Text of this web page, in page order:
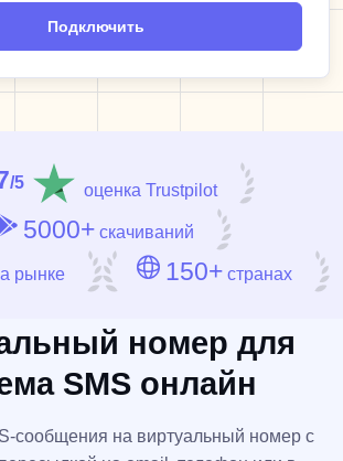
Подключить
/5 оценка Trustpilot
5000+ скачиваний
рынке 150+ странах
номер для
SMS онлайн
сообщения на виртуальный номер с